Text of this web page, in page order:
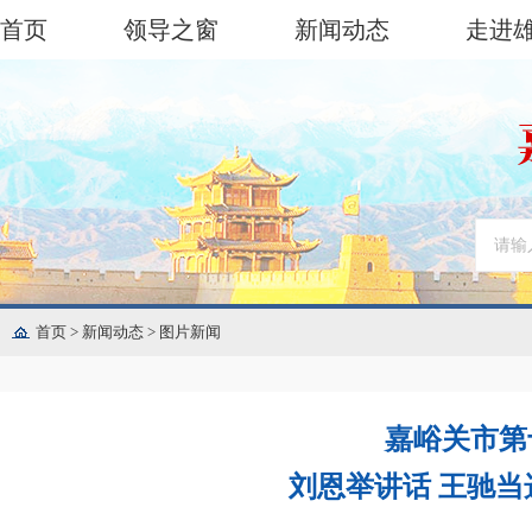
首页 领导之窗 新闻动态 走进
首页 > 新闻动态 > 图片新闻
嘉峪关市
刘恩举讲话 王驰